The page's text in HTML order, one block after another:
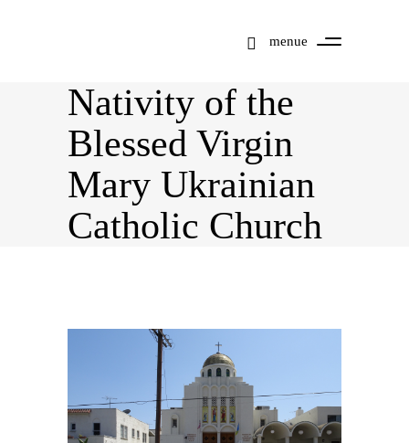
menue
Nativity of the
Blessed Virgin
Mary Ukrainian
Catholic Church